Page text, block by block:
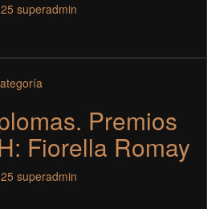
superadmin
Premios
Fiorella Romay
superadmin